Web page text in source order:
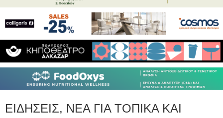
ΕΙΔΗΣΕΙΣ, ΝΕΑ ΓΙΑ ΤΟΠΙΚΑ ΚΑΙ